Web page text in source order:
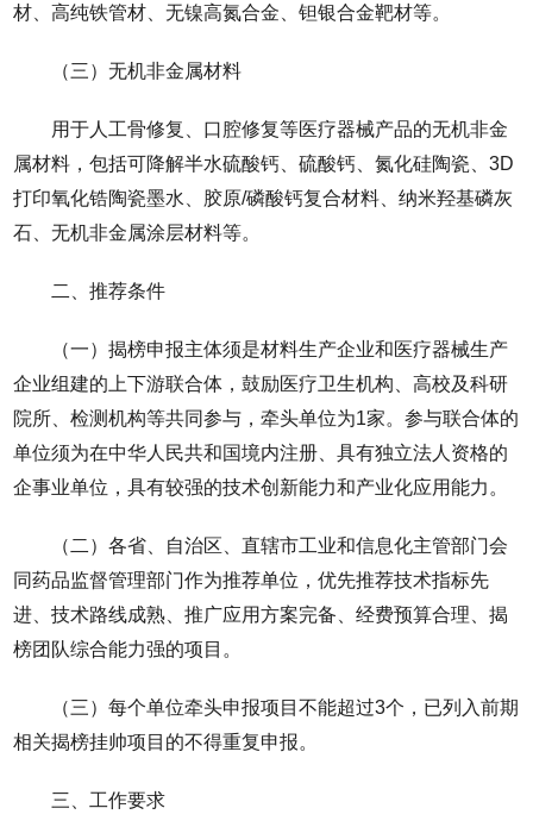
材、高纯铁管材、无镍高氮合金、钽银合金靶材等。
（三）无机非金属材料
用于人工骨修复、口腔修复等医疗器械产品的无机非金
属材料，包括可降解半水硫酸钙、硫酸钙、氮化硅陶瓷、3D
打印氧化锆陶瓷墨水、胶原/磷酸钙复合材料、纳米羟基磷灰
石、无机非金属涂层材料等。
二、推荐条件
（一）揭榜申报主体须是材料生产企业和医疗器械生产
企业组建的上下游联合体，鼓励医疗卫生机构、高校及科研
院所、检测机构等共同参与，牵头单位为1家。参与联合体的
单位须为在中华人民共和国境内注册、具有独立法人资格的
企事业单位，具有较强的技术创新能力和产业化应用能力。
（二）各省、自治区、直辖市工业和信息化主管部门会
同药品监督管理部门作为推荐单位，优先推荐技术指标先
进、技术路线成熟、推广应用方案完备、经费预算合理、揭
榜团队综合能力强的项目。
（三）每个单位牵头申报项目不能超过3个，已列入前期
相关揭榜挂帅项目的不得重复申报。
三、工作要求